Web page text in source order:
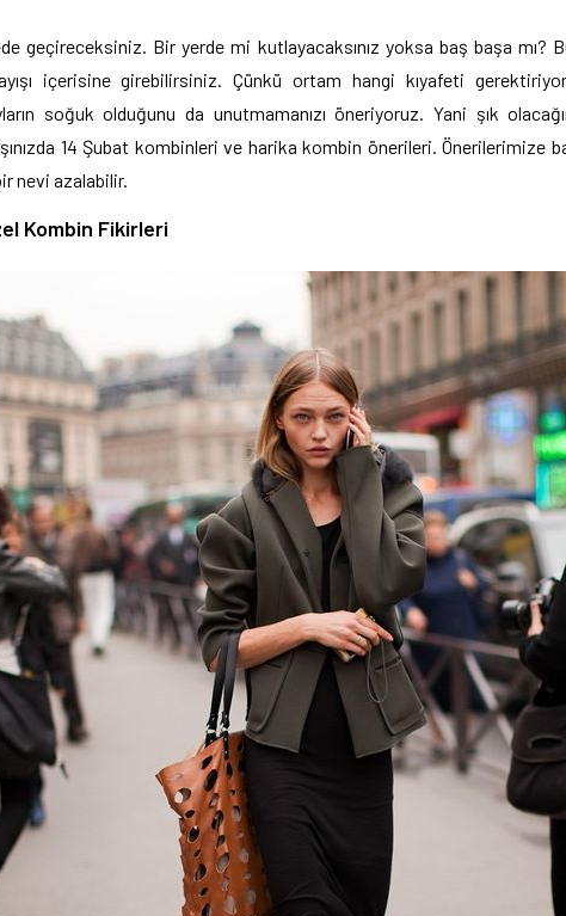
geçireceksiniz. Bir yerde mi kutlayacaksınız yoksa baş başa mı?
içerisine girebilirsiniz. Çünkü ortam hangi kıyafeti
soğuk olduğunu da unutmamanızı öneriyoruz. Yani şık
14 Şubat kombinleri ve harika kombin önerileri. Önerilerimize
nevi azalabilir.
Kombin Fikirleri